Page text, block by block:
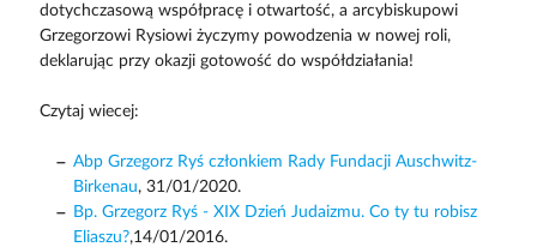
dotychczasową współpracę i otwartość, a arcybiskupowi
Grzegorzowi Rysiowi życzymy powodzenia w nowej roli,
deklarując przy okazji gotowość do współdziałania!
Czytaj wiecej:
Abp Grzegorz Ryś członkiem Rady Fundacji Auschwitz-
Birkenau, 31/01/2020.
Bp. Grzegorz Ryś - XIX Dzień Judaizmu. Co ty tu robisz
Eliaszu?,14/01/2016.